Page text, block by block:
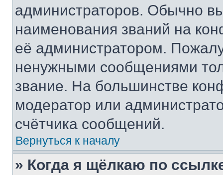
администраторов. Обычно
наименования званий на
её администратором.
ненужными сообщениями
звание. На большинстве
модератор или
счётчика сообщений.
Вернуться к началу
» Когда я щёлкаю по